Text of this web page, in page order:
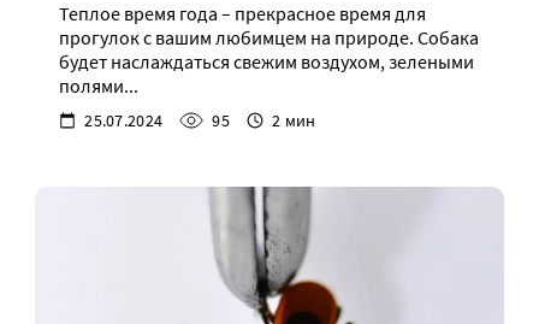
Теплое время года – прекрасное время для
прогулок с вашим любимцем на природе. Собака
будет наслаждаться свежим воздухом, зелеными
полями...
25.07.2024 95 2 мин